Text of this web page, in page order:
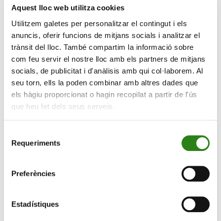
Aquest lloc web utilitza cookies
Utilitzem galetes per personalitzar el contingut i els
anuncis, oferir funcions de mitjans socials i analitzar el
trànsit del lloc. També compartim la informació sobre
com feu servir el nostre lloc amb els partners de mitjans
socials, de publicitat i d'anàlisis amb qui col·laborem. Al
seu torn, ells la poden combinar amb altres dades que
els hàgiu proporcionat o hagin recopilat a partir de l'ús
que heu fet dels seus serveis.
Requeriments
Preferències
Estadístiques
destacant que “evidentment sense el suport dels
patrocinadors no podríem estar parlant avui de lluitar
per una medalla”. En aquest sentit, Cristina Terés ha
apuntat que “des de Creand, hem seguit de prop el
treball de la Mònica Doria, la seva motivació, el seu
esforç i la seva dedicació. La Doria s’ha marcat
diversos objectius de quedar en primers llocs en
que se celebrarà a la Seu d’Urgell, i el Mundial a
Austràlia, entre altres competicions internacionals. Amb
tots ells té el nostre suport i confiem que el seu esforç
donarà grans fruits”.